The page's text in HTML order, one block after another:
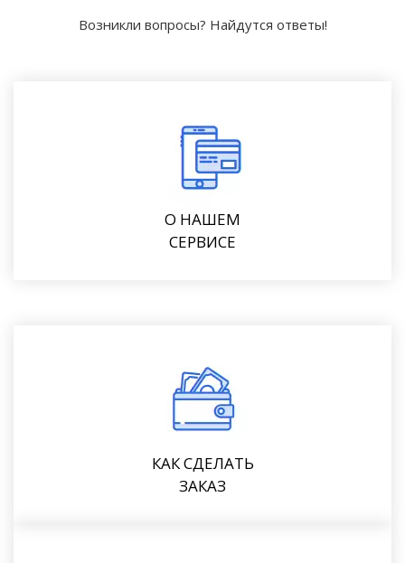
Возникли вопросы? Найдутся ответы!
О НАШЕМ
СЕРВИСЕ
КАК СДЕЛАТЬ
ЗАКАЗ